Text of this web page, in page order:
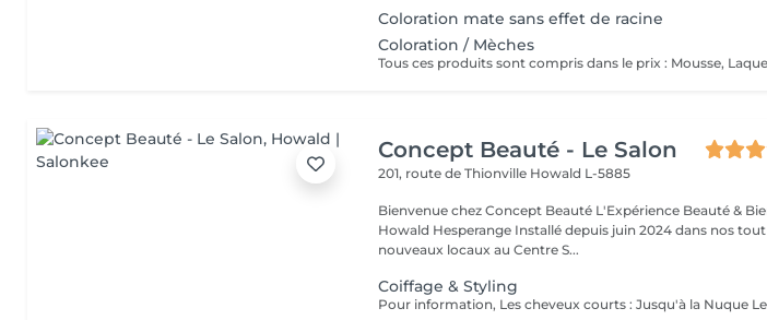
Coloration mate sans effet de racine
Coloration / Mèches
Concept Beauté - Le Salon
201, route de Thionville Howald L-5885
Bienvenue chez Concept Beauté L'Expérience Beauté & Bien-Être à
Howald Hesperange Installé depuis juin 2024 dans nos tout
nouveaux locaux au Centre S...
Coiffage & Styling